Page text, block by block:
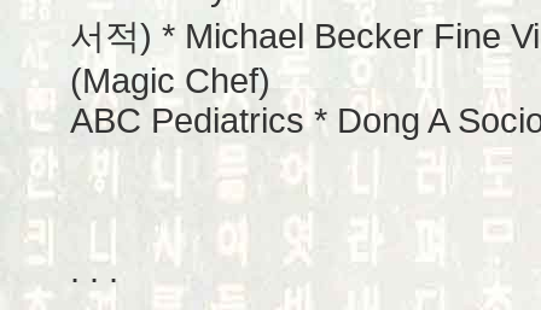
서적) * Michael Becker Fine
(Magic Chef)
ABC Pediatrics * Dong A
. . .